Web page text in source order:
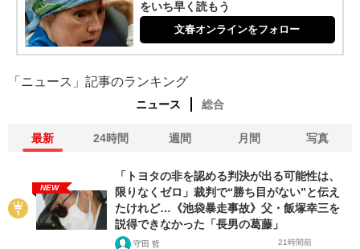
をいち早く読もう
文春オンラインをフォロー
「ニュース」記事のランキング
ニュース 総合
最新 24時間 週間 月間 写真
NEW
「トヨタの非を認める判決が出る可能性は、
限りなくゼロ」裁判で“勝ち目がない”と伝え
たけれど…《池袋暴走事故》父・飯塚幸三を
説得できなかった「長男の葛藤」
守田 哲 21時間前